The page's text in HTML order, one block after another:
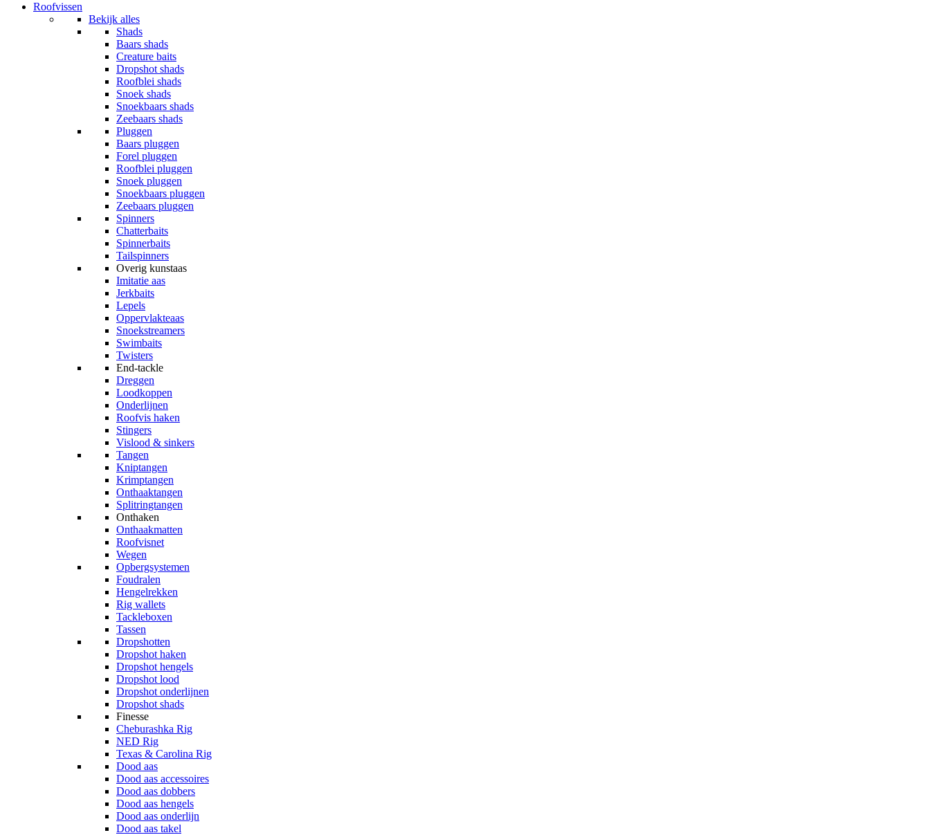
Roofvissen
Bekijk alles
Shads
Baars shads
Creature baits
Dropshot shads
Roofblei shads
Snoek shads
Snoekbaars shads
Zeebaars shads
Pluggen
Baars pluggen
Forel pluggen
Roofblei pluggen
Snoek pluggen
Snoekbaars pluggen
Zeebaars pluggen
Spinners
Chatterbaits
Spinnerbaits
Tailspinners
Overig kunstaas
Imitatie aas
Jerkbaits
Lepels
Oppervlakteaas
Snoekstreamers
Swimbaits
Twisters
End-tackle
Dreggen
Loodkoppen
Onderlijnen
Roofvis haken
Stingers
Vislood & sinkers
Tangen
Kniptangen
Krimptangen
Onthaaktangen
Splitringtangen
Onthaken
Onthaakmatten
Roofvisnet
Wegen
Opbergsystemen
Foudralen
Hengelrekken
Rig wallets
Tackleboxen
Tassen
Dropshotten
Dropshot haken
Dropshot hengels
Dropshot lood
Dropshot onderlijnen
Dropshot shads
Finesse
Cheburashka Rig
NED Rig
Texas & Carolina Rig
Dood aas
Dood aas accessoires
Dood aas dobbers
Dood aas hengels
Dood aas onderlijn
Dood aas takel